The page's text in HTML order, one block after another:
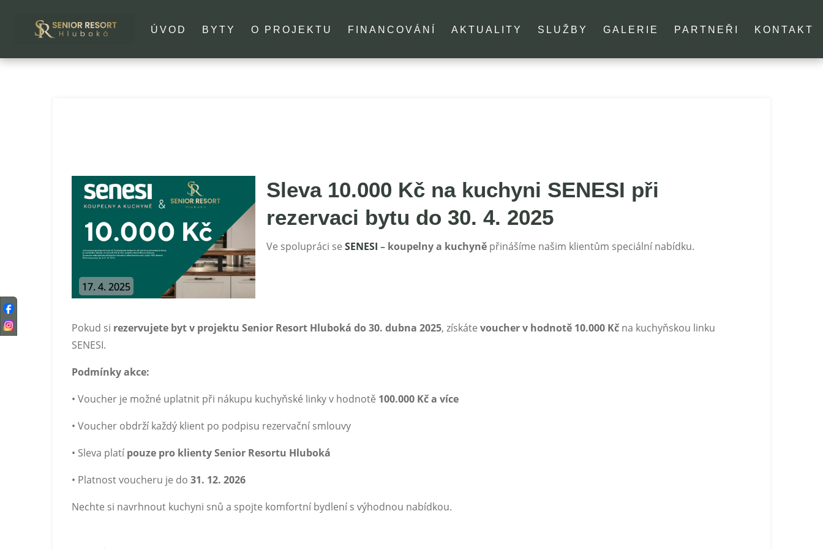
ÚVOD BYTY O PROJEKTU FINANCOVÁNÍ AKTUALITY SLUŽBY GALERIE PARTNEŘI KONTAKT
Sleva 10.000 Kč na kuchyni SENESI při
rezervaci bytu do 30. 4. 2025
Ve spolupráci se SENESI – koupelny a kuchyněpřinášíme našim klientům speciální nabídku.
17. 4. 2025
Pokud si rezervujete byt v projektu Senior Resort Hluboká do 30. dubna 2025, získáte voucher v hodnotě 10.000 Kč na kuchyňskou linku
SENESI.
Podmínky akce:
• Voucher je možné uplatnit při nákupu kuchyňské linky v hodnotě 100.000 Kč a více
• Voucher obdrží každý klient po podpisu rezervační smlouvy
• Sleva platípouze pro klienty Senior Resortu Hluboká
• Platnost voucheru je do 31. 12. 2026
Nechte si navrhnout kuchyni snů a spojte komfortní bydlení s výhodnou nabídkou.